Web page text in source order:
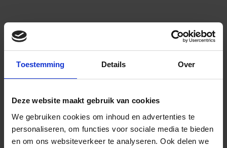
Toestemming Details Over
Deze website maakt gebruik van cookies
We gebruiken cookies om inhoud en advertenties te
personaliseren, om functies voor sociale media te bieden
en om ons websiteverkeer te analyseren. Ook delen we